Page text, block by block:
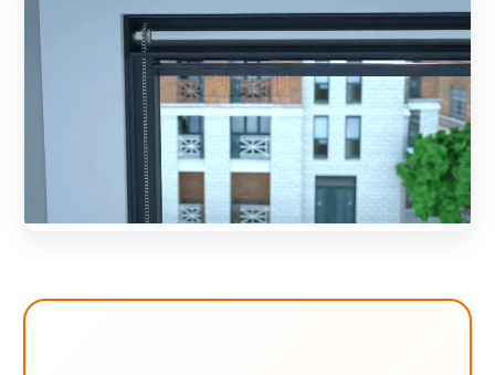
Çanakkale
Diyarbakır